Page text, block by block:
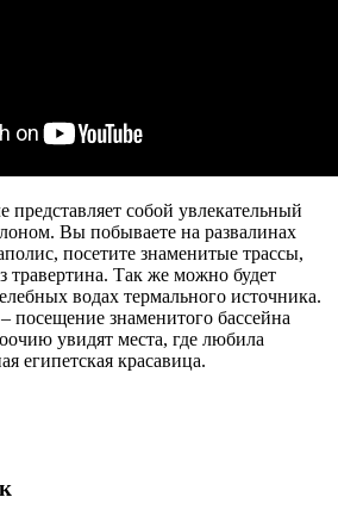
представляет собой увлекательный
Вы побываете на развалинах
посетите знаменитые трассы,
травертина. Так же можно будет
водах термального источника.
посещение знаменитого бассейна
увидят места, где любила
египетская красавица.